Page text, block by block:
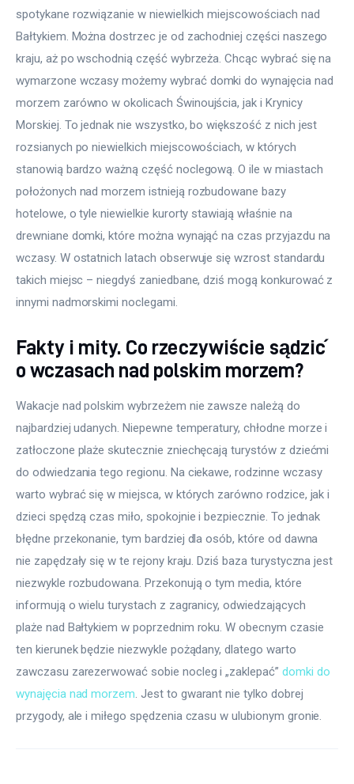
spotykane rozwiązanie w niewielkich miejscowościach nad
Bałtykiem. Można dostrzec je od zachodniej części naszego
kraju, aż po wschodnią część wybrzeża. Chcąc wybrać się na
wymarzone wczasy możemy wybrać domki do wynajęcia nad
morzem zarówno w okolicach Świnoujścia, jak i Krynicy
Morskiej. To jednak nie wszystko, bo większość z nich jest
rozsianych po niewielkich miejscowościach, w których
stanowią bardzo ważną część noclegową. O ile w miastach
położonych nad morzem istnieją rozbudowane bazy
hotelowe, o tyle niewielkie kurorty stawiają właśnie na
drewniane domki, które można wynająć na czas przyjazdu na
wczasy. W ostatnich latach obserwuje się wzrost standardu
takich miejsc – niegdyś zaniedbane, dziś mogą konkurować z
innymi nadmorskimi noclegami.
Fakty i mity. Co rzeczywiście sądzić
o wczasach nad polskim morzem?
Wakacje nad polskim wybrzeżem nie zawsze należą do
najbardziej udanych. Niepewne temperatury, chłodne morze i
zatłoczone plaże skutecznie zniechęcają turystów z dziećmi
do odwiedzania tego regionu. Na ciekawe, rodzinne wczasy
warto wybrać się w miejsca, w których zarówno rodzice, jak i
dzieci spędzą czas miło, spokojnie i bezpiecznie. To jednak
błędne przekonanie, tym bardziej dla osób, które od dawna
nie zapędzały się w te rejony kraju. Dziś baza turystyczna jest
niezwykle rozbudowana. Przekonują o tym media, które
informują o wielu turystach z zagranicy, odwiedzających
plaże nad Bałtykiem w poprzednim roku. W obecnym czasie
ten kierunek będzie niezwykle pożądany, dlatego warto
zawczasu zarezerwować sobie nocleg i „zaklepać” domki do
wynajęcia nad morzem. Jest to gwarant nie tylko dobrej
przygody, ale i miłego spędzenia czasu w ulubionym gronie.